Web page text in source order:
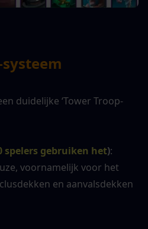
duidelijke ‘Tower Troop-
spelers gebruiken het):
voornamelijk voor het
en aanvalsdekken